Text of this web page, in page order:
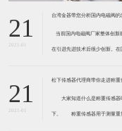
21
2021-01
台湾金器带您分析国内电磁阀的
当前国内电磁阀厂家整体创新
在引进先进技术后很少创新。
21
2021-01
松下传感器代理商带你走进称重
大家知道什么是称重传感器
下。 称重传感器用于测量重量